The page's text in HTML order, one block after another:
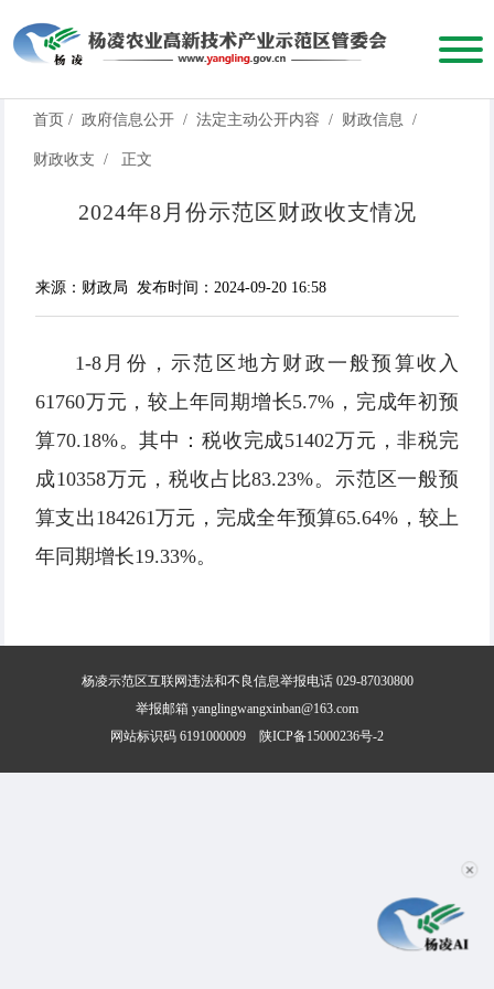
首页 / 政府信息公开 / 法定主动公开内容 / 财政信息 /
财政收支 / 正文
2024年8月份示范区财政收支情况
来源：财政局 发布时间：2024-09-20 16:58
1-8月份，示范区地方财政一般预算收入
61760万元，较上年同期增长5.7%，完成年初预
算70.18%。其中：税收完成51402万元，非税完
成10358万元，税收占比83.23%。示范区一般预
算支出184261万元，完成全年预算65.64%，较上
年同期增长19.33%。
杨凌示范区互联网违法和不良信息举报电话 029-87030800
举报邮箱 yanglingwangxinban@163.com
网站标识码 6191000009
陕ICP备15000236号-2
✕